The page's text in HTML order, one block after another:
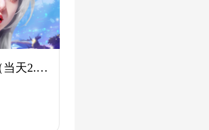
斗罗大陆H5极速版（当天2.5折）-魂环服